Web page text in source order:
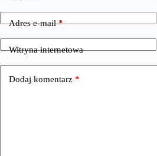
Adres e-mail*
Witryna internetowa
Dodaj komentarz *